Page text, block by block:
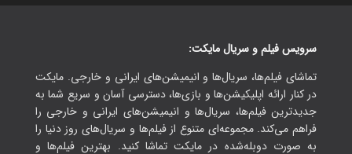
سرویس فیلم و سریال مایکت:
تماشای فیلم‌ها، سریال‌ها و انیمیشن‌های ایرانی و خارجی. مایکت
در کنار ارائه اپلیکیشن‌ها و بازی‌ها، دسترسی آسان و سریع شما به
جدیدترین فیلم‌ها، سریال‌ها و انیمیشن‌های ایرانی و خارجی را
فراهم می‌کند. مجموعه‌ای متنوع از فیلم‌ها و سریال‌های روز دنیا را
به صورت دوبله‌شده در مایکت تماشا کنید. بهترین فیلم‌ها و